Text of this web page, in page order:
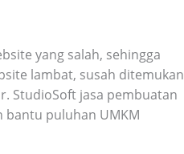
yang salah, sehingga
lambat, susah ditemukan
StudioSoft jasa pembuatan
bantu puluhan UMKM